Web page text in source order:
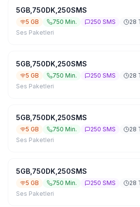
5GB,750DK,250SMS
5 GB 750 Min. 250 SMS
28
Ses Paketleri
5GB,750DK,250SMS
5 GB 750 Min. 250 SMS
28
Ses Paketleri
5GB,750DK,250SMS
5 GB 750 Min. 250 SMS
28
Ses Paketleri
5GB,750DK,250SMS
5 GB 750 Min. 250 SMS
28
Ses Paketleri